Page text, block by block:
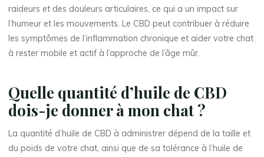
raideurs et des douleurs articulaires, ce qui a un impact sur
l’humeur et les mouvements. Le CBD peut contribuer à réduire
les symptômes de l’inflammation chronique et aider votre chat
à rester mobile et actif à l’approche de l’âge mûr.
Quelle quantité d’huile de CBD
dois-je donner à mon chat ?
La quantité d’huile de CBD à administrer dépend de la taille et
du poids de votre chat, ainsi que de sa tolérance à l’huile de